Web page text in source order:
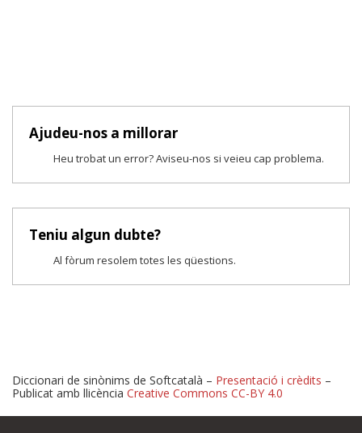
Ajudeu-nos a millorar
Heu trobat un error? Aviseu-nos si veieu cap problema.
Teniu algun dubte?
Al fòrum resolem totes les qüestions.
Diccionari de sinònims de Softcatalà – Presentació i crèdits –
Publicat amb llicència Creative Commons CC-BY 4.0